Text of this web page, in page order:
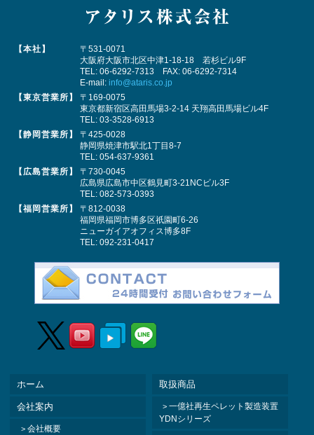
【本社】
〒531-0071
大阪府大阪市北区中津1-18-18 若杉ビル9F
TEL: 06-6292-7313 FAX: 06-6292-7314
E-mail: info@ataris.co.jp
【東京営業所】
〒169-0075
東京都新宿区高田馬場3-2-14 天翔高田馬場ビル4F
TEL: 03-3528-6913
【静岡営業所】
〒425-0028
静岡県焼津市駅北1丁目8-7
TEL: 054-637-9361
【広島営業所】
〒730-0045
広島県広島市中区鶴見町3-21NCビル3F
TEL: 082-573-0393
【福岡営業所】
〒812-0038
福岡県福岡市博多区祇園町6-26
ニューガイアオフィス博多8F
TEL: 092-231-0417
ホーム
会社案内
会社概要
取扱商品
一億社再生ペレット製造装置
YDNシリーズ